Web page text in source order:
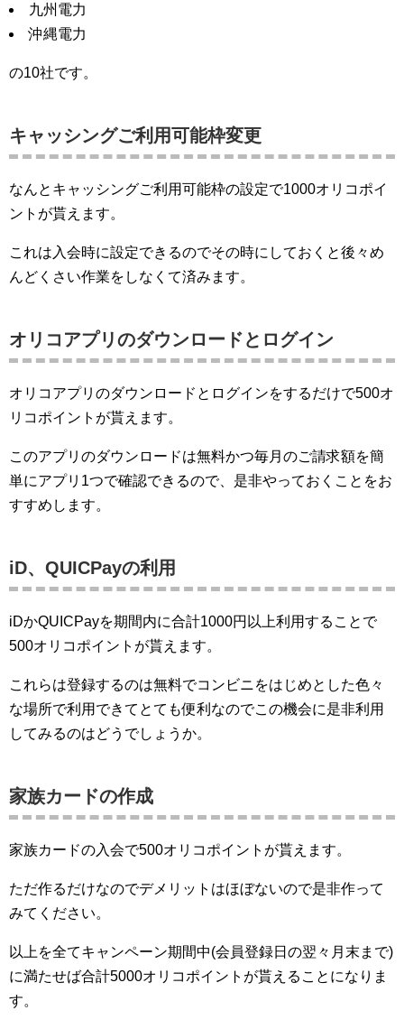
九州電力
沖縄電力
の10社です。
キャッシングご利用可能枠変更
なんとキャッシングご利用可能枠の設定で1000オリコポイ
ントが貰えます。
これは入会時に設定できるのでその時にしておくと後々め
んどくさい作業をしなくて済みます。
オリコアプリのダウンロードとログイン
オリコアプリのダウンロードとログインをするだけで500オ
リコポイントが貰えます。
このアプリのダウンロードは無料かつ毎月のご請求額を簡
単にアプリ1つで確認できるので、是非やっておくことをお
すすめします。
iD、QUICPayの利用
iDかQUICPayを期間内に合計1000円以上利用することで
500オリコポイントが貰えます。
これらは登録するのは無料でコンビニをはじめとした色々
な場所で利用できてとても便利なのでこの機会に是非利用
してみるのはどうでしょうか。
家族カードの作成
家族カードの入会で500オリコポイントが貰えます。
ただ作るだけなのでデメリットはほぼないので是非作って
みてください。
以上を全てキャンペーン期間中(会員登録日の翌々月末まで)
に満たせば合計5000オリコポイントが貰えることになりま
す。